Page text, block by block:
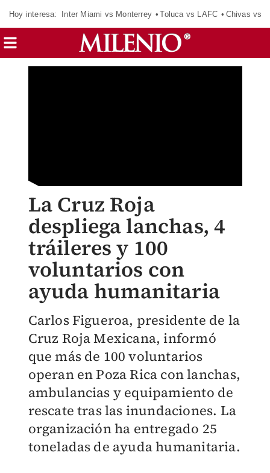
Hoy interesa: Inter Miami vs Monterrey Toluca vs LAFC Chivas vs
La Cruz Roja
despliega lanchas, 4
tráileres y 100
voluntarios con
ayuda humanitaria
Carlos Figueroa, presidente de la
Cruz Roja Mexicana, informó
que más de 100 voluntarios
operan en Poza Rica con lanchas,
ambulancias y equipamiento de
rescate tras las inundaciones. La
organización ha entregado 25
toneladas de ayuda humanitaria.